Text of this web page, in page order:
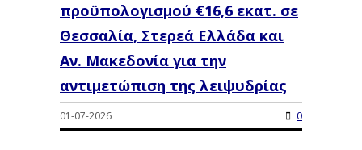
προϋπολογισμού €16,6 εκατ. σε
Θεσσαλία, Στερεά Ελλάδα και
Αν. Μακεδονία για την
αντιμετώπιση της λειψυδρίας
01-07-2026 0